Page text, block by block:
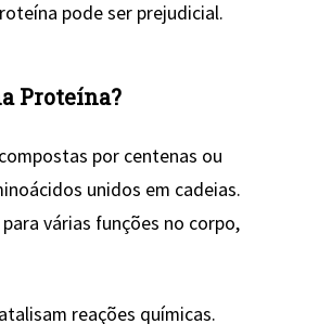
pode ser prejudicial.
Proteína?
por centenas ou
unidos em cadeias.
várias funções no corpo,
reações químicas.